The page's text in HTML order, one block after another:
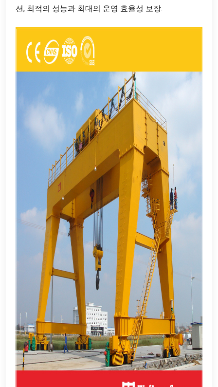
션, 최적의 성능과 최대의 운영 효율성 보장.